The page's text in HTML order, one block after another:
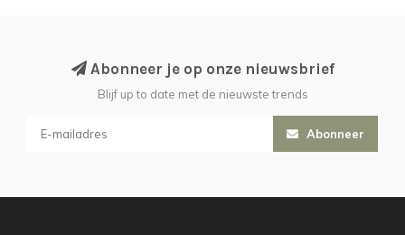
Abonneer je op onze nieuwsbrief
Blijf up to date met de nieuwste trends
Abonneer